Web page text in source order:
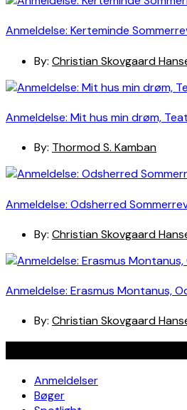
Anmeldelse: Kerteminde
By: Christian Skovgaard
Anmeldelse: Mit hus min drøm,
By: Thormod S. Kamban
Anmeldelse: Odsherred
By: Christian Skovgaard
Anmeldelse: Erasmus Montanus,
By: Christian Skovgaard
Anmeldelser
Bøger